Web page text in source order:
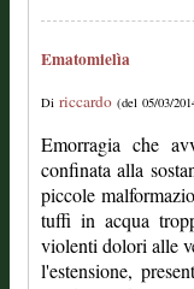
Ematomielìa
Di riccardo (del 05/03/
Emorragia che
confinata alla
piccole
tuffi in acqua
violenti dolori alle
l'estensione,